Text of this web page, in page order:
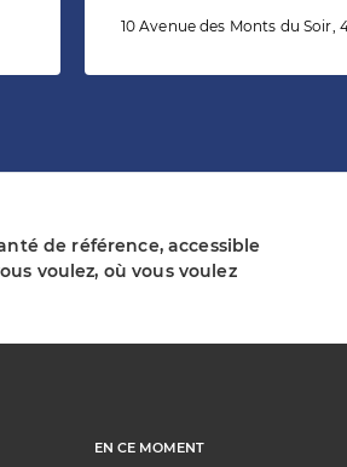
10 Avenue des Monts du Soir,
de référence, accessible
voulez, où vous voulez
EN CE MOMENT